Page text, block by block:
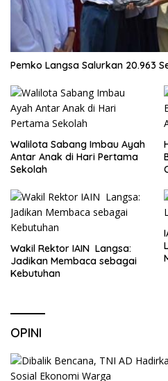
Pemko Langsa Salurkan 20.963
Walilota Sabang Imbau Ayah
Antar Anak di Hari Pertama
Sekolah
Wakil Rektor IAIN Langsa:
Jadikan Membaca sebagai
Kebutuhan
OPINI